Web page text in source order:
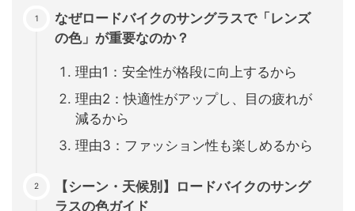
なぜロードバイクのサングラスで「レンズ
の色」が重要なのか？
理由1：安全性が格段に向上するから
理由2：快適性がアップし、目の疲れが
減るから
理由3：ファッション性も楽しめるから
【シーン・天候別】ロードバイクのサング
ラスの色ガイド